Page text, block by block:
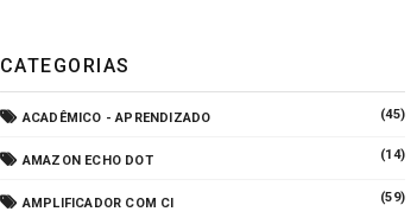
CATEGORIAS
ACADÊMICO - APRENDIZADO (45)
AMAZON ECHO DOT (14)
AMPLIFICADOR COM CI (59)